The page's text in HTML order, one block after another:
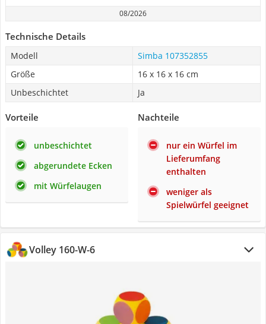
08/2026
Technische Details
Modell
Simba 107352855
Größe
16 x 16 x 16 cm
Unbeschichtet
Ja
Vorteile
unbeschichtet
abgerundete Ecken
mit Würfelaugen
Nachteile
nur ein Würfel im
Lieferumfang
enthalten
weniger als
Spielwürfel geeignet
Volley 160-W-6